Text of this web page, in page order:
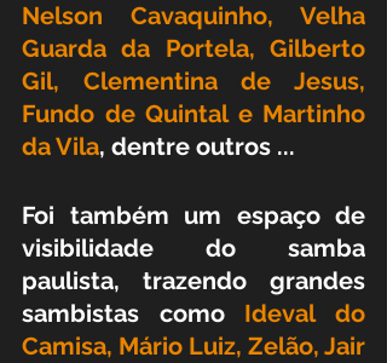
Nelson Cavaquinho, Velha
Guarda da Portela, Gilberto
Gil, Clementina de Jesus,
Fundo de Quintal e Martinho
da Vila, dentre outros ...
Foi também um espaço de
visibilidade do samba
paulista, trazendo grandes
sambistas como Ideval do
Camisa, Mário Luiz, Zelão, Jair